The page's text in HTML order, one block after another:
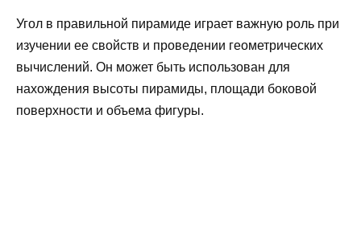
Угол в правильной пирамиде играет важную роль при
изучении ее свойств и проведении геометрических
вычислений. Он может быть использован для
нахождения высоты пирамиды, площади боковой
поверхности и объема фигуры.